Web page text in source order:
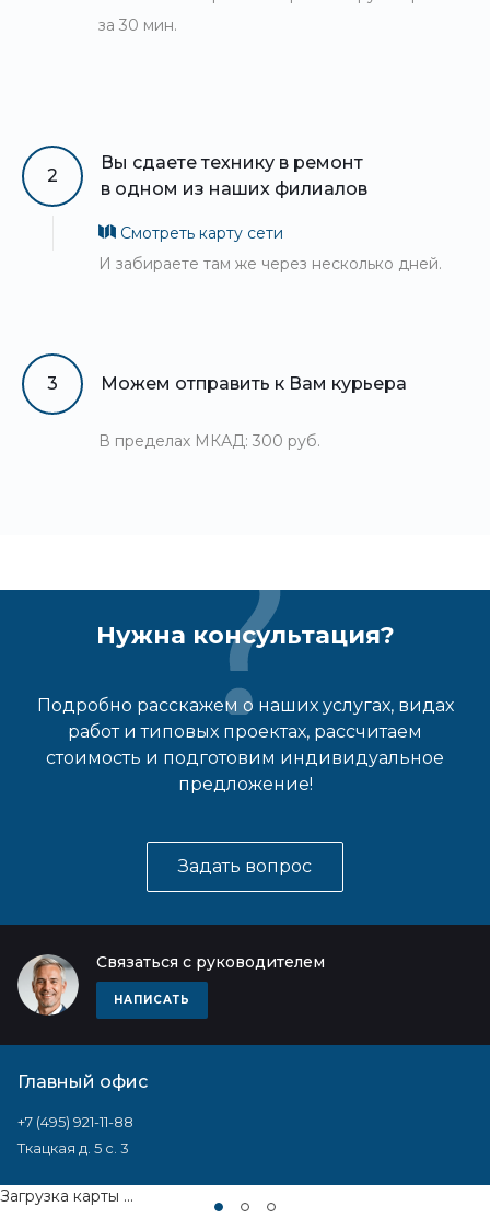
за 30 мин.
2
Вы сдаете технику в ремонт
в одном из наших филиалов
Смотреть карту сети
И забираете там же через несколько дней.
3 Можем отправить к Вам курьера
В пределах МКАД: 300 руб.
Нужна консультация?
Подробно расскажем о наших услугах, видах
работ и типовых проектах, рассчитаем
стоимость и подготовим индивидуальное
предложение!
Задать вопрос
Связаться с руководителем
НАПИСАТЬ
Главный офис
+7 (495) 921-11-88
Ткацкая д. 5 с. 3
Загрузка карты ...